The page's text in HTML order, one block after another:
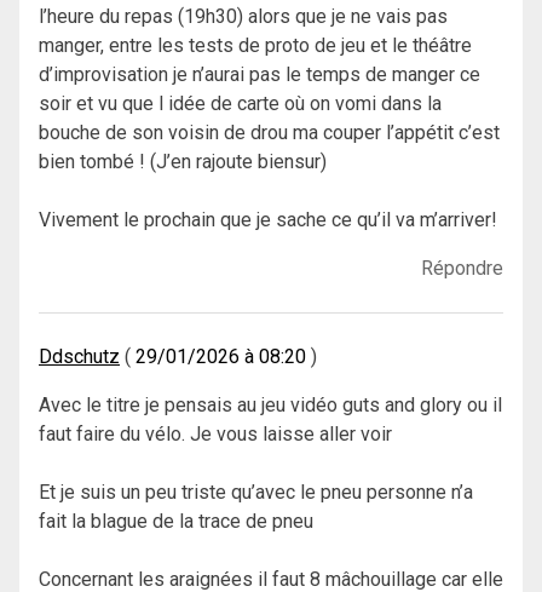
l’heure du repas (19h30) alors que je ne vais pas
manger, entre les tests de proto de jeu et le théâtre
d’improvisation je n’aurai pas le temps de manger ce
soir et vu que l idée de carte où on vomi dans la
bouche de son voisin de drou ma couper l’appétit c’est
bien tombé ! (J’en rajoute biensur)
Vivement le prochain que je sache ce qu’il va m’arriver!
Répondre
Ddschutz 29/01/2026 à 08:20
Avec le titre je pensais au jeu vidéo guts and glory ou il
faut faire du vélo. Je vous laisse aller voir
Et je suis un peu triste qu’avec le pneu personne n’a
fait la blague de la trace de pneu
Concernant les araignées il faut 8 mâchouillage car elle